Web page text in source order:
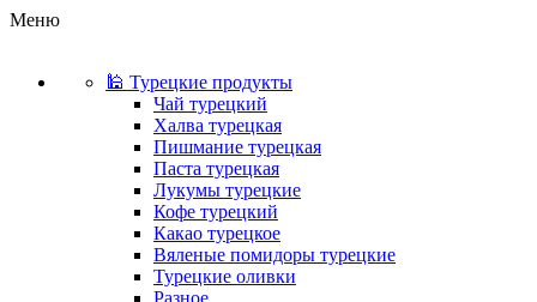
Меню
🕌 Турецкие продукты
Чай турецкий
Халва турецкая
Пишмание турецкая
Паста турецкая
Лукумы турецкие
Кофе турецкий
Какао турецкое
Вяленые помидоры турецкие
Турецкие оливки
Разное